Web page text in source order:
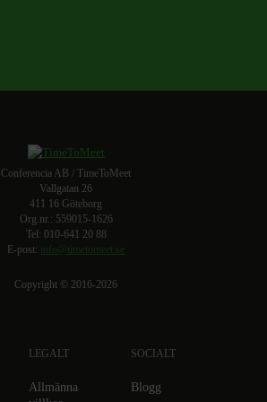
Conferencia AB / TimeToMeet
Vallgatan 26
411 16 Göteborg
Org.nr.: 559015-1626
Tel: 010-641 20 88
E-post: info@timetomeet.se
Copyright © 2016-2026
LEGALT
Allmänna
SOCIALT
Blogg